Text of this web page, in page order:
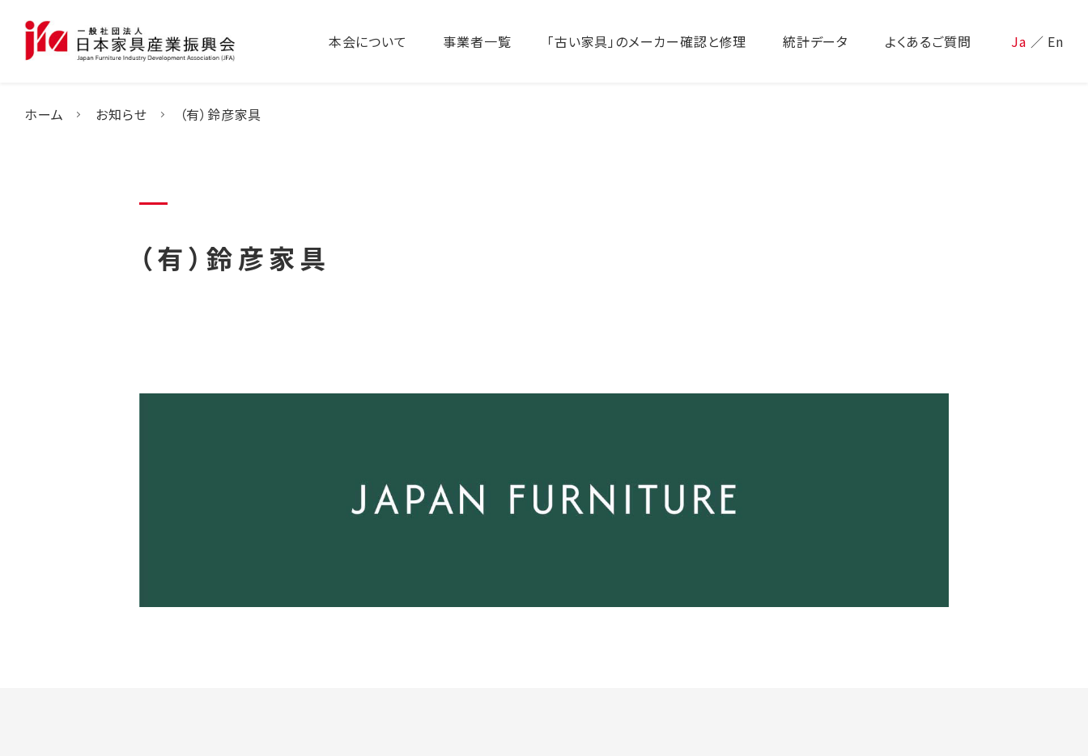
本会について 事業者一覧 「古い家具」のメーカー確認と修理 統計データ よくあるご質問 Ja ／ En
ホーム お知らせ （有）鈴彦家具
（有）鈴彦家具